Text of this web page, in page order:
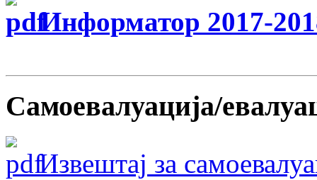
Информатор 2017-
Самоевалуација/
Извештај за